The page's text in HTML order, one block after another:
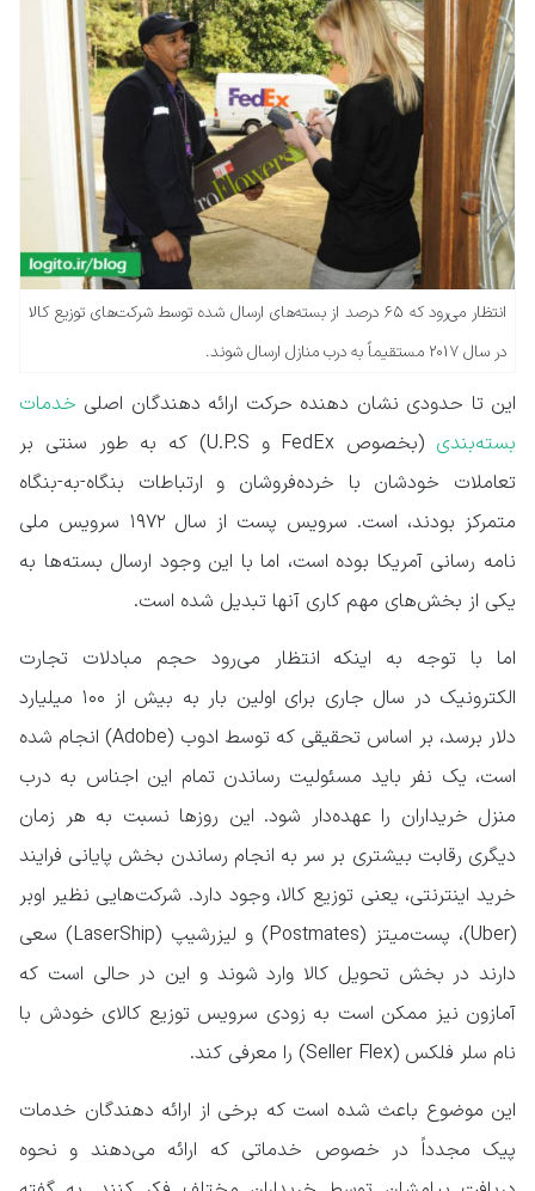
انتظار می‌رود که ۶۵ درصد از بسته‌های ارسال شده توسط شرکت‌های توزیع کالا
در سال ۲۰۱۷ مستقیماً به درب منازل ارسال شوند.
این تا حدودی نشان دهنده حرکت ارائه دهندگان اصلی خدمات
بسته‌بندی
(بخصوص FedEx و U.P.S) که به طور سنتی بر
تعاملات خودشان با خرده‌فروشان و ارتباطات بنگاه‌-به-بنگاه
متمرکز بودند، است. سرویس پست از سال ۱۹۷۲ سرویس ملی
نامه رسانی آمریکا بوده است، اما با این وجود ارسال بسته‌ها به
یکی از بخش‌های مهم کاری آنها تبدیل شده است.
اما با توجه به اینکه انتظار می‌رود حجم مبادلات تجارت
الکترونیک در سال جاری برای اولین بار به بیش از ۱۰۰ میلیارد
دلار برسد، بر اساس تحقیقی که توسط ادوب (Adobe) انجام شده
است، یک نفر باید مسئولیت رساندن تمام این اجناس به درب
منزل خریداران را عهده‌دار شود. این روزها نسبت به هر زمان
دیگری رقابت بیشتری بر سر به انجام رساندن بخش پایانی فرایند
خرید اینترنتی، یعنی توزیع کالا، وجود دارد. شرکت‌هایی نظیر اوبر
(Uber)، پست‌میتز (Postmates) و لیزرشیپ (LaserShip) سعی
دارند در بخش تحویل کالا وارد شوند و این در حالی است که
آمازون نیز ممکن است به زودی سرویس توزیع کالای خودش با
نام سلر فلکس (Seller Flex) را معرفی کند.
این موضوع باعث شده است که برخی از ارائه دهندگان خدمات
پیک مجدداً در خصوص خدماتی که ارائه می‌دهند و نحوه